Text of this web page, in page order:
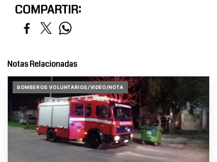
COMPARTIR:
Notas Relacionadas
BOMBEROS VOLUNTARIOS/VIDEO/NOTA